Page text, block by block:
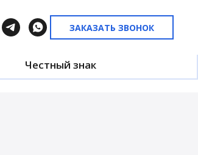
ЗАКАЗАТЬ ЗВОНОК
Честный знак